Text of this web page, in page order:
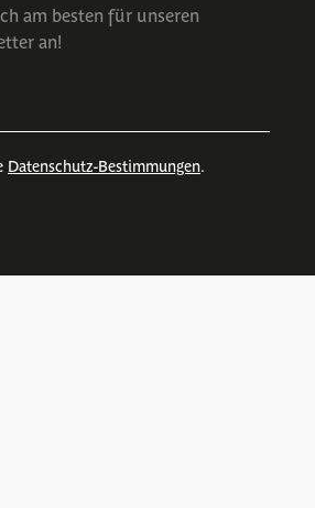
am besten für unseren
an!
Datenschutz-Bestimmungen.